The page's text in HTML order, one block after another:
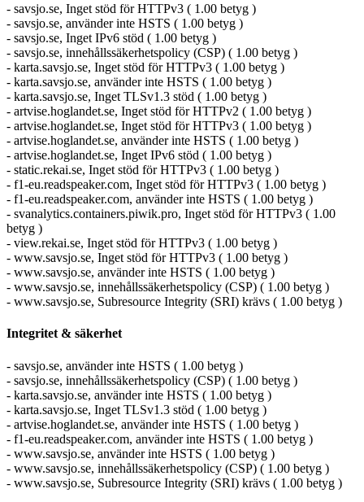
- savsjo.se, Inget stöd för HTTPv3 ( 1.00 betyg )
- savsjo.se, använder inte HSTS ( 1.00 betyg )
- savsjo.se, Inget IPv6 stöd ( 1.00 betyg )
- savsjo.se, innehållssäkerhetspolicy (CSP) ( 1.00 betyg )
- karta.savsjo.se, Inget stöd för HTTPv3 ( 1.00 betyg )
- karta.savsjo.se, använder inte HSTS ( 1.00 betyg )
- karta.savsjo.se, Inget TLSv1.3 stöd ( 1.00 betyg )
- artvise.hoglandet.se, Inget stöd för HTTPv2 ( 1.00 betyg )
- artvise.hoglandet.se, Inget stöd för HTTPv3 ( 1.00 betyg )
- artvise.hoglandet.se, använder inte HSTS ( 1.00 betyg )
- artvise.hoglandet.se, Inget IPv6 stöd ( 1.00 betyg )
- static.rekai.se, Inget stöd för HTTPv3 ( 1.00 betyg )
- f1-eu.readspeaker.com, Inget stöd för HTTPv3 ( 1.00 betyg )
- f1-eu.readspeaker.com, använder inte HSTS ( 1.00 betyg )
- svanalytics.containers.piwik.pro, Inget stöd för HTTPv3 ( 1.00
betyg )
- view.rekai.se, Inget stöd för HTTPv3 ( 1.00 betyg )
- www.savsjo.se, Inget stöd för HTTPv3 ( 1.00 betyg )
- www.savsjo.se, använder inte HSTS ( 1.00 betyg )
- www.savsjo.se, innehållssäkerhetspolicy (CSP) ( 1.00 betyg )
- www.savsjo.se, Subresource Integrity (SRI) krävs ( 1.00 betyg )
Integritet & säkerhet
- savsjo.se, använder inte HSTS ( 1.00 betyg )
- savsjo.se, innehållssäkerhetspolicy (CSP) ( 1.00 betyg )
- karta.savsjo.se, använder inte HSTS ( 1.00 betyg )
- karta.savsjo.se, Inget TLSv1.3 stöd ( 1.00 betyg )
- artvise.hoglandet.se, använder inte HSTS ( 1.00 betyg )
- f1-eu.readspeaker.com, använder inte HSTS ( 1.00 betyg )
- www.savsjo.se, använder inte HSTS ( 1.00 betyg )
- www.savsjo.se, innehållssäkerhetspolicy (CSP) ( 1.00 betyg )
- www.savsjo.se, Subresource Integrity (SRI) krävs ( 1.00 betyg )